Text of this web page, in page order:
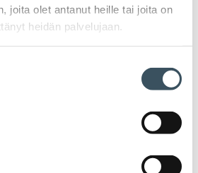
joita olet antanut heille tai joita on
heidän palvelujaan.
digitalisaatio